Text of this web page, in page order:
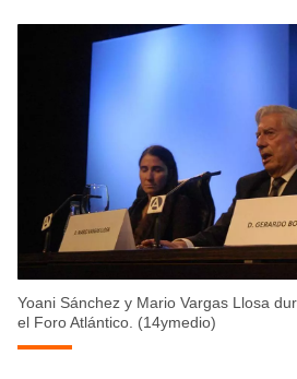
Yoani Sánchez y Mario Vargas Llosa
el Foro Atlántico. (14ymedio)